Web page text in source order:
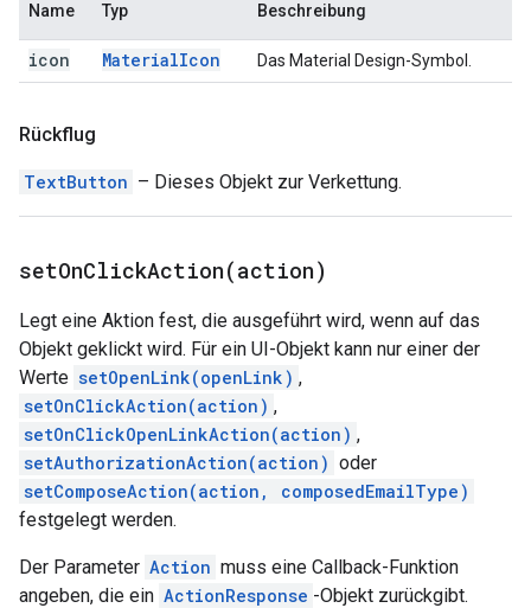
Name Typ Beschreibung
icon MaterialIcon Das Material Design-Symbol.
Rückflug
TextButton – Dieses Objekt zur Verkettung.
setOnClickAction(action)
Legt eine Aktion fest, die ausgeführt wird, wenn auf das
Objekt geklickt wird. Für ein UI-Objekt kann nur einer der
Werte setOpenLink(openLink) ,
setOnClickAction(action) ,
setOnClickOpenLinkAction(action) ,
setAuthorizationAction(action) oder
setComposeAction(action, composedEmailType)
festgelegt werden.
Der Parameter Action muss eine Callback-Funktion
angeben, die ein ActionResponse -Objekt zurückgibt.